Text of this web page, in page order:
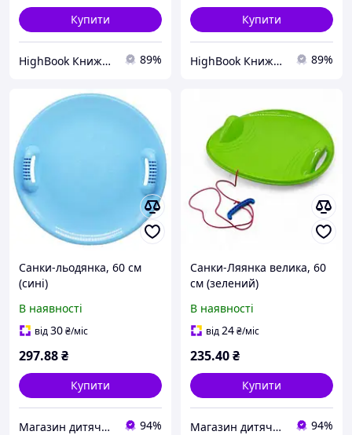
Купити
HighBook Книжкова крамниця 89%
Купити
HighBook Книжкова крамниця 89%
Санки-льодянка, 60 см
(сині)
В наявності
від30₴/міс
297.88₴
Купити
Магазин дитячого взуття "Shoes4babies" 94%
Санки-Ляянка велика, 60
см (зелений)
В наявності
від24₴/міс
235.40₴
Купити
Магазин дитячого взуття "Shoes4babies" 94%